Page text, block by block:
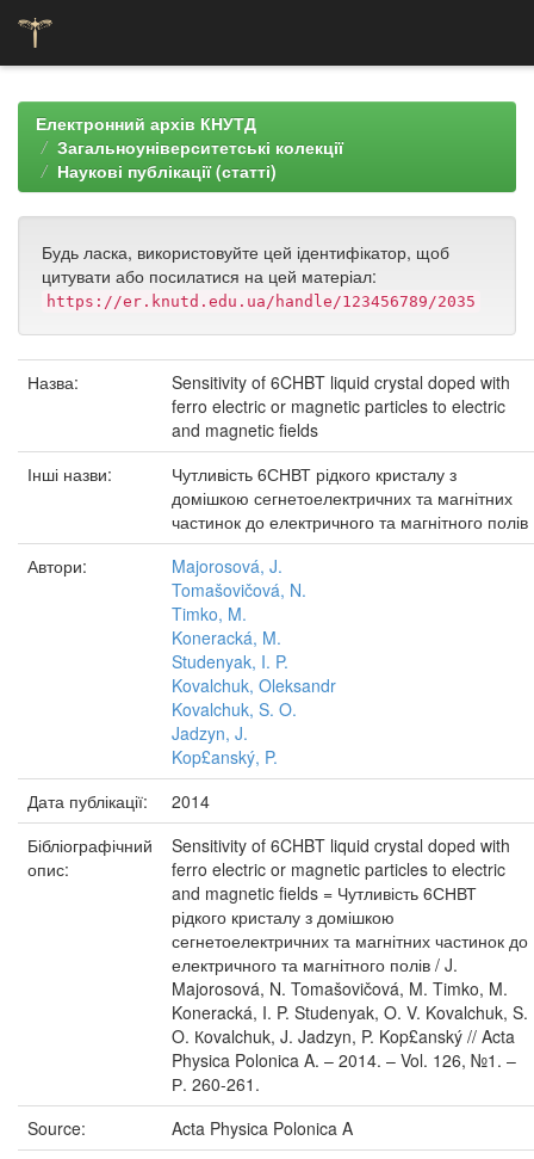
navigationЕлектронний архів КНУТД
Загальноуніверситетські колекції
Наукові публікації (статті)
Будь ласка, використовуйте цей ідентифікатор, щоб
цитувати або посилатися на цей матеріал:
https://er.knutd.edu.ua/handle/123456789/2035
Назва:
Sensitivity of 6CHBT liquid crystal doped with
ferro electric or magnetic particles to electric
and magnetic fields
Інші назви:
Чутливість 6СНВТ рідкого кристалу з
домішкою сегнетоелектричних та магнітних
частинок до електричного та магнітного полів
Автори:
Majorosová, J.
Tomašovičová, N.
Timko, M.
Koneracká, M.
Studenyak, I. P.
Kovalchuk, Oleksandr
Kovalchuk, S. O.
Jadzyn, J.
Kop£anský, P.
Дата публікації:
2014
Бібліографічний
опис:
Sensitivity of 6CHBT liquid crystal doped with
ferro electric or magnetic particles to electric
and magnetic fields = Чутливість 6СНВТ
рідкого кристалу з домішкою
сегнетоелектричних та магнітних частинок до
електричного та магнітного полів / J.
Majorosová, N. Tomašovičová, M. Timko, M.
Koneracká, I. P. Studenyak, O. V. Kovalchuk, S.
O. Кovalchuk, J. Jadzyn, P. Kop£anský // Acta
Physica Polonica A. – 2014. – Vol. 126, №1. –
Р. 260-261.
Source:
Acta Physica Polonica A